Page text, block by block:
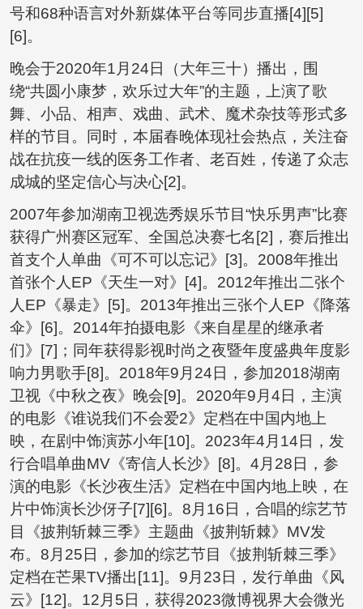
号和68种语言对外新媒体平台等同步直播[4][5]
[6]。
晚会于2020年1月24日（大年三十）播出，围
绕“共圆小康梦，欢乐过大年”的主题，上演了歌
舞、小品、相声、戏曲、武术、魔术杂技等形式多
样的节目。同时，本届春晚体现社会热点，关注奋
战在抗疫一线的医务工作者、老百姓，传递了众志
成城的坚定信心与决心[2]。
2007年参加湖南卫视选秀娱乐节目“快乐男声”比赛
获得广州赛区冠军、全国总决赛七名[2]，赛后推出
首支个人单曲《可不可以忘记》[3]。2008年推出
首张个人EP《天生一对》[4]。2012年推出二张个
人EP《暴走》[5]。2013年推出三张个人EP《降落
伞》[6]。2014年拍摄电影《来自星星的继承者
们》[7]；同年获得影视时尚之夜暨年度盛典年度影
响力男歌手[8]。2018年9月24日，参加2018湖南
卫视《中秋之夜》晚会[9]。2020年9月4日，主演
的电影《谁说我们不会爱2》定档在中国内地上
映，在剧中饰演苏小年[10]。2023年4月14日，发
行合唱单曲MV《寄信人长沙》[8]。4月28日，参
演的电影《长沙夜生活》定档在中国内地上映，在
片中饰演长沙伢子[7][6]。8月16日，合唱的综艺节
目《披荆斩棘三季》主题曲《披荆斩棘》MV发
布。8月25日，参加的综艺节目《披荆斩棘三季》
定档在芒果TV播出[11]。9月23日，发行单曲《风
云》[12]。12月5日，获得2023微博视界大会微光